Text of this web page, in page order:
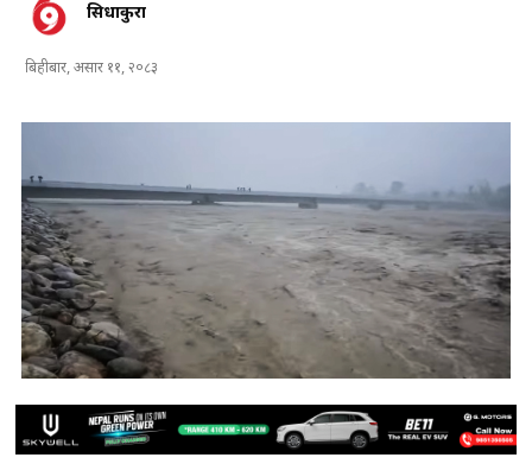
सिधाकुरा
बिहीबार, असार ११, २०८३